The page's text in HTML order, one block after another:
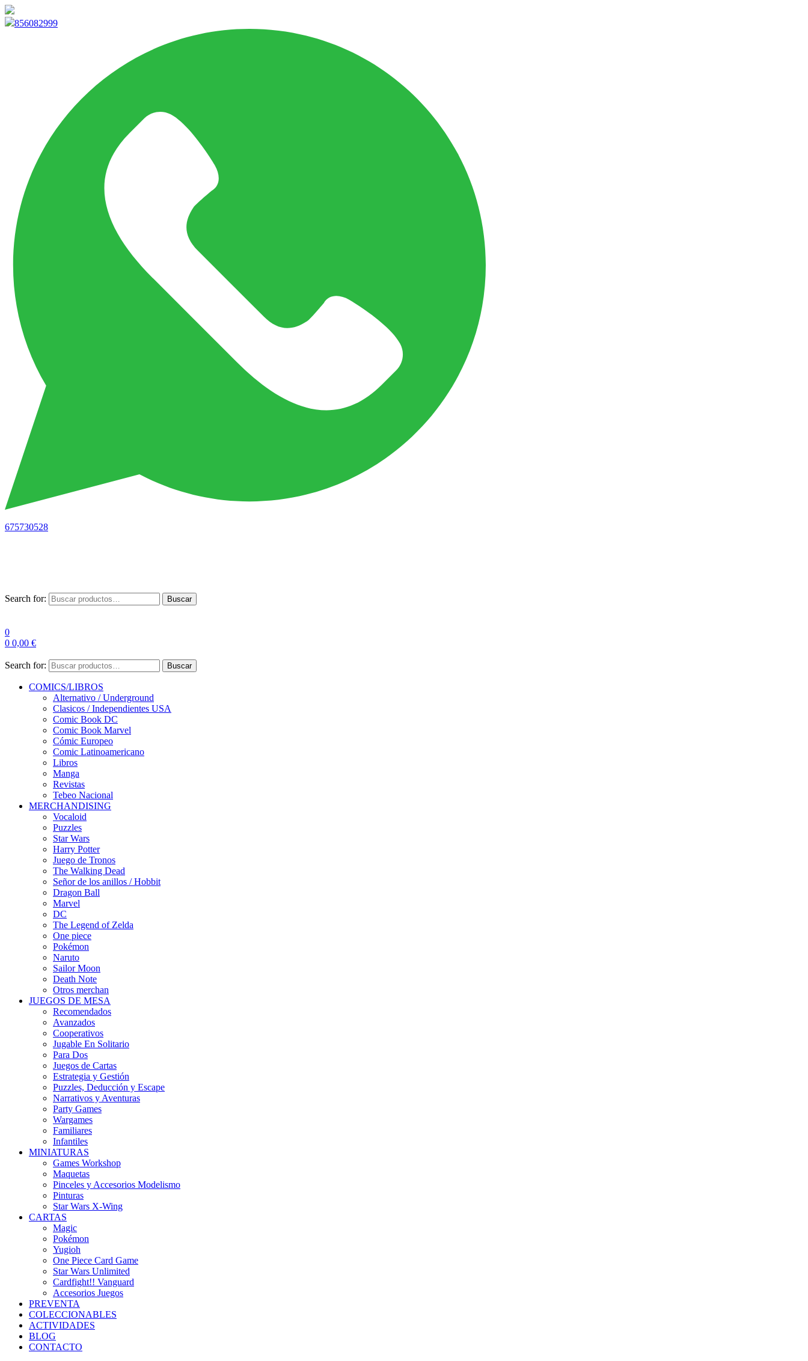
856082999
675730528
Search for: Buscar
0
0 0,00 €
Search for: Buscar
COMICS/LIBROS
Alternativo / Underground
Clasicos / Independientes USA
Comic Book DC
Comic Book Marvel
Cómic Europeo
Comic Latinoamericano
Libros
Manga
Revistas
Tebeo Nacional
MERCHANDISING
Vocaloid
Puzzles
Star Wars
Harry Potter
Juego de Tronos
The Walking Dead
Señor de los anillos / Hobbit
Dragon Ball
Marvel
DC
The Legend of Zelda
One piece
Pokémon
Naruto
Sailor Moon
Death Note
Otros merchan
JUEGOS DE MESA
Recomendados
Avanzados
Cooperativos
Jugable En Solitario
Para Dos
Juegos de Cartas
Estrategia y Gestión
Puzzles, Deducción y Escape
Narrativos y Aventuras
Party Games
Wargames
Familiares
Infantiles
MINIATURAS
Games Workshop
Maquetas
Pinceles y Accesorios Modelismo
Pinturas
Star Wars X-Wing
CARTAS
Magic
Pokémon
Yugioh
One Piece Card Game
Star Wars Unlimited
Cardfight!! Vanguard
Accesorios Juegos
PREVENTA
COLECCIONABLES
ACTIVIDADES
BLOG
CONTACTO